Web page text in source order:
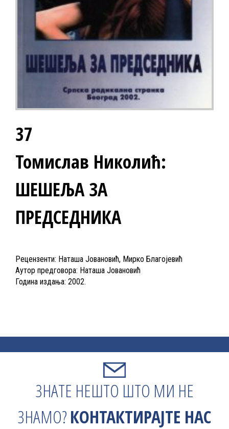
37
Томислав Николић:
ШЕШЕЉА ЗА
ПРЕДСЕДНИКА
Рецензенти: Наташа Јовановић, Мирко Благојевић
Аутор предговора: Наташа Јовановић
Година издања: 2002.
ЗНАТЕ НЕШТО ШТО МИ НЕ
ЗНАМО?КОНТАКТИРАЈТЕ НАС